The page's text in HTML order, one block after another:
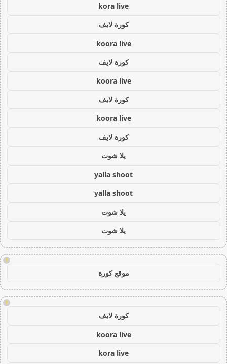
kora live
كورة لايف
koora live
كورة لايف
koora live
كورة لايف
koora live
كورة لايف
يلا شوت
yalla shoot
yalla shoot
يلا شوت
يلا شوت
!
موقع كورة
!
كورة لايف
koora live
kora live